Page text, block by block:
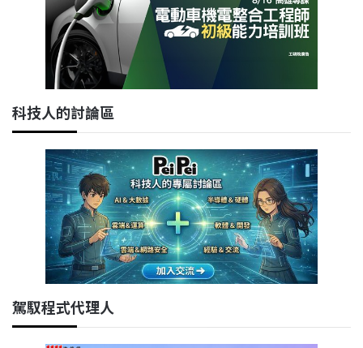
科技人的討論區
駕馭程式代理人